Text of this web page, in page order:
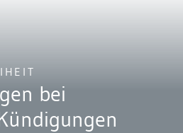
bei